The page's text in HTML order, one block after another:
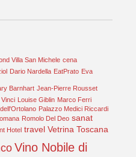
Villa San Michele cena
Dario Nardella EatPrato Eva
Barnhart Jean-Pierre Rousset
Vinci Louise Giblin Marco Ferri
Palazzo Medici Riccardi
Romolo Del Deo sanat
Hotel travel Vetrina Toscana
Vino Nobile di